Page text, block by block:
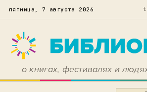
пятница, 7 августа 2026
о книгах, фестивалях и